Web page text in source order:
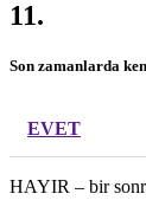
11.
Son zamanlarda
EVET
HAYIR – bir